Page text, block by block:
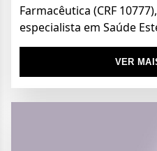
Farmacêutica (CRF
especialista em Saúde
VER